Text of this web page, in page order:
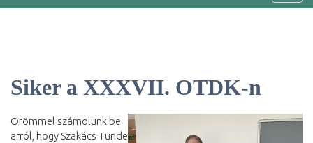
Siker a XXXVII. OTDK-n
Örömmel számolunk be
arról, hogy Szakács Tünde